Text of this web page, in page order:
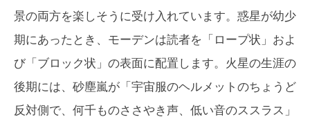
景の両方を楽しそうに受け入れています。惑星が幼少
期にあったとき、モーデンは読者を「ロープ状」およ
び「ブロック状」の表面に配置します。火星の生涯の
後期には、砂塵嵐が「宇宙服のヘルメットのちょうど
反対側で、何千ものささやき声、低い音のススラス」